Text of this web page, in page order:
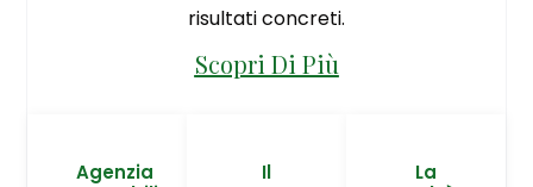
risultati concreti.
Scopri Di Più
Agenzia
Il
La